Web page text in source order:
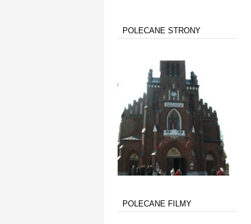
POLECANE STRONY
POLECANE FILMY